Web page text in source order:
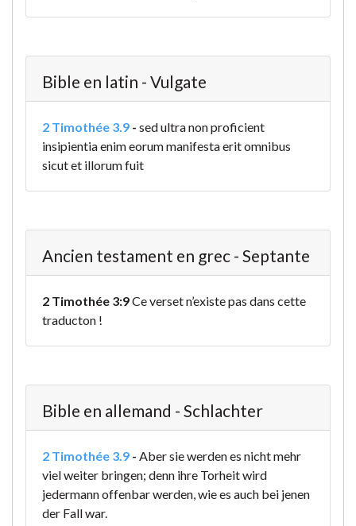
Bible en latin - Vulgate
2 Timothée 3.9 - sed ultra non proficient
insipientia enim eorum manifesta erit omnibus
sicut et illorum fuit
Ancien testament en grec - Septante
2 Timothée 3:9Ce verset n’existe pas dans cette
traducton !
Bible en allemand - Schlachter
2 Timothée 3.9 - Aber sie werden es nicht mehr
viel weiter bringen; denn ihre Torheit wird
jedermann offenbar werden, wie es auch bei jenen
der Fall war.